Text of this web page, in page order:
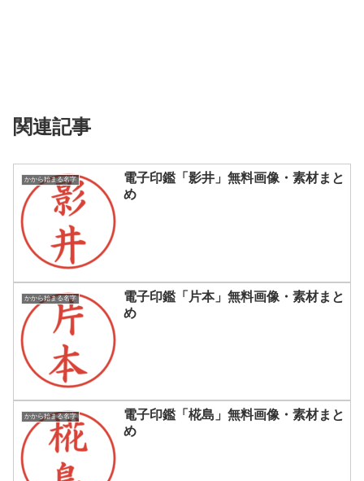
関連記事
かから始まる名字
電子印鑑「影井」無料画像・素材まと
め
かから始まる名字
電子印鑑「片本」無料画像・素材まと
め
かから始まる名字
電子印鑑「椛島」無料画像・素材まと
め